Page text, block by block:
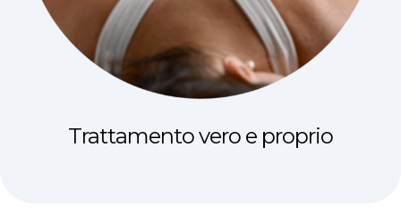
Trattamento vero e proprio